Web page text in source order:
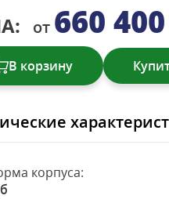
от 660 400
В корзину
корпуса: